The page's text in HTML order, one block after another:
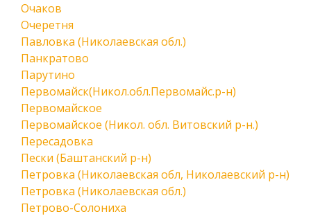
Очаков
Очеретня
Павловка (Николаевская обл.)
Панкратово
Парутино
Первомайск(Никол.обл.Первомайс.р-н)
Первомайское
Первомайское (Никол. обл. Витовский р-н.)
Пересадовка
Пески (Баштанский р-н)
Петровка (Николаевская обл, Николаевский р-н)
Петровка (Николаевская обл.)
Петрово-Солониха